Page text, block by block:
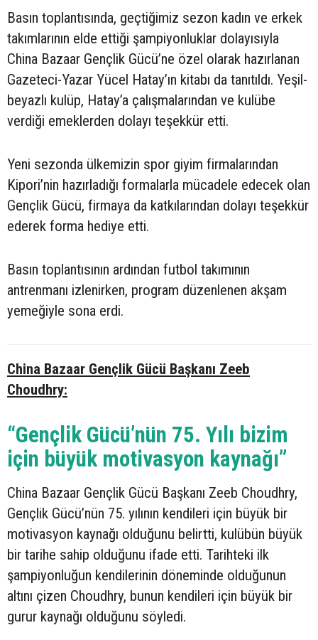
Basın toplantısında, geçtiğimiz sezon kadın ve erkek
takımlarının elde ettiği şampiyonluklar dolayısıyla
China Bazaar Gençlik Gücü’ne özel olarak hazırlanan
Gazeteci-Yazar Yücel Hatay’ın kitabı da tanıtıldı. Yeşil-
beyazlı kulüp, Hatay’a çalışmalarından ve kulübe
verdiği emeklerden dolayı teşekkür etti.
Yeni sezonda ülkemizin spor giyim firmalarından
Kipori’nin hazırladığı formalarla mücadele edecek olan
Gençlik Gücü, firmaya da katkılarından dolayı teşekkür
ederek forma hediye etti.
Basın toplantısının ardından futbol takımının
antrenmanı izlenirken, program düzenlenen akşam
yemeğiyle sona erdi.
China Bazaar Gençlik Gücü Başkanı Zeeb
Choudhry:
“Gençlik Gücü’nün 75. Yılı bizim
için büyük motivasyon kaynağı”
China Bazaar Gençlik Gücü Başkanı Zeeb Choudhry,
Gençlik Gücü’nün 75. yılının kendileri için büyük bir
motivasyon kaynağı olduğunu belirtti, kulübün büyük
bir tarihe sahip olduğunu ifade etti. Tarihteki ilk
şampiyonluğun kendilerinin döneminde olduğunun
altını çizen Choudhry, bunun kendileri için büyük bir
gurur kaynağı olduğunu söyledi.